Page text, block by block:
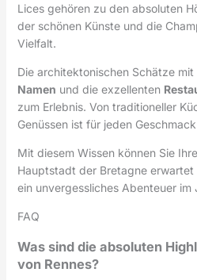
Lices gehören zu den absoluten
der schönen Künste und die
Vielfalt.
Die architektonischen Schätze
Namen und die exzellenten
zum Erlebnis. Von traditioneller
Genüssen ist für jeden
Mit diesem Wissen können Sie
Hauptstadt der Bretagne erwartet
ein unvergessliches Abenteuer im
FAQ
Was sind die absoluten
von Rennes?